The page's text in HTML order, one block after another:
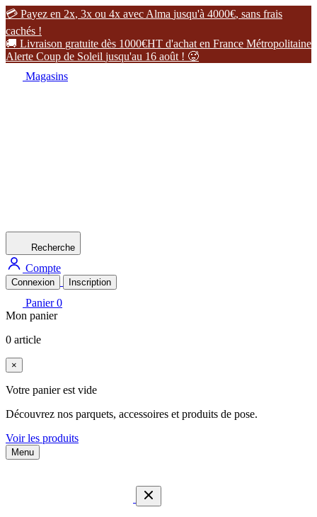
 Payez en 2x, 3x ou 4x avec Alma jusqu'à 4000€, sans frais
cachés !
 Livraison gratuite dès 1000€HT d'achat en France Métropolitaine
Alerte Coup de Soleil jusqu'au 16 août ! 
Magasins
Recherche
Compte
Connexion Inscription
Panier 0
Mon panier
0 article
×
Votre panier est vide
Découvrez nos parquets, accessoires et produits de pose.
Voir les produits
Menu